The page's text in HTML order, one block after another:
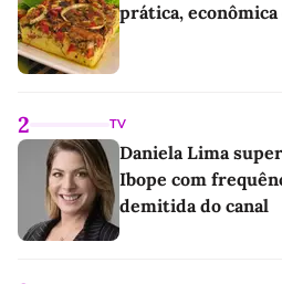
prática,
2 TV
Daniela Lima
Ibope com
demitida do canal